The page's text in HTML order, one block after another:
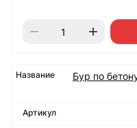
Бур по